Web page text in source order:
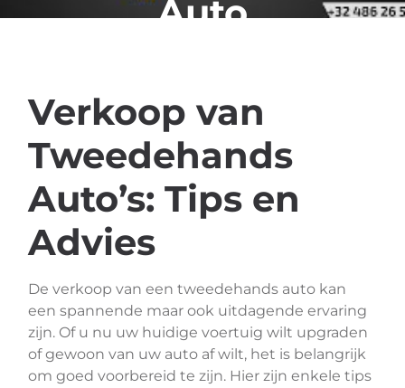
Auto
Verkoop van
Tweedehands
Auto’s: Tips en
Advies
De verkoop van een tweedehands auto kan
een spannende maar ook uitdagende ervaring
zijn. Of u nu uw huidige voertuig wilt upgraden
of gewoon van uw auto af wilt, het is belangrijk
om goed voorbereid te zijn. Hier zijn enkele tips